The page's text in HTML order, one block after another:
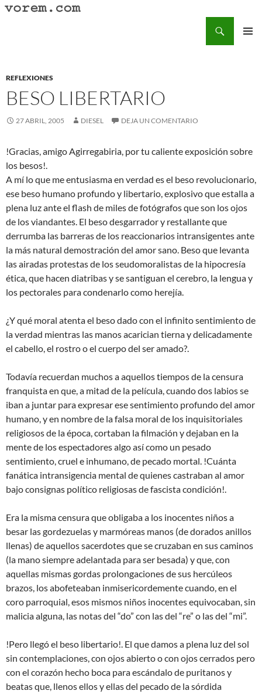
Saltar
REFLEXIONES
BESO LIBERTARIO
27 ABRIL, 2005 DIESEL DEJA UN COMENTARIO
!Gracias, amigo Agirregabiria, por tu caliente exposición sobre
los besos!.
A mí lo que me entusiasma en verdad es el beso revolucionario,
ese beso humano profundo y libertario, explosivo que estalla a
plena luz ante el flash de miles de fotógrafos que son los ojos
de los viandantes. El beso desgarrador y restallante que
derrumba las barreras de los reaccionarios intransigentes ante
la más natural demostración del amor sano. Beso que levanta
las airadas protestas de los seudomoralistas de la hipocresía
ética, que hacen diatribas y se santiguan el cerebro, la lengua y
los pectorales para condenarlo como herejía.
¿Y qué moral atenta el beso dado con el infinito sentimiento de
la verdad mientras las manos acarician tierna y delicadamente
el cabello, el rostro o el cuerpo del ser amado?.
Todavía recuerdan muchos a aquellos tiempos de la censura
franquista en que, a mitad de la película, cuando dos labios se
iban a juntar para expresar ese sentimiento profundo del amor
humano, y en nombre de la falsa moral de los inquisitoriales
religiosos de la época, cortaban la filmación y dejaban en la
mente de los espectadores algo así como un pesado
sentimiento, cruel e inhumano, de pecado mortal. !Cuánta
fanática intransigencia mental de quienes castraban al amor
bajo consignas político religiosas de fascista condición!.
Era la misma censura que obligaba a los inocentes niños a
besar las gordezuelas y marmóreas manos (de dorados anillos
llenas) de aquellos sacerdotes que se cruzaban en sus caminos
(la mano siempre adelantada para ser besada) y que, con
aquellas mismas gordas prolongaciones de sus hercúleos
brazos, los abofeteaban inmisericordemente cuando, en el
coro parroquial, esos mismos niños inocentes equivocaban, sin
malicia alguna, las notas del “do” con las del “re” o las del “mi”.
!Pero llegó el beso libertario!. El que damos a plena luz del sol
sin contemplaciones, con ojos abierto o con ojos cerrados pero
con el corazón hecho boca para escándalo de puritanos y
beatas que, llenos ellos y ellas del pecado de la sórdida